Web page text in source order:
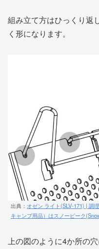
組み立て方はひっくり返
く形になります。
出典： オゼン ライト(SLV-171) | 調
キャンプ用品）はスノーピーク
上の図のように4か所の